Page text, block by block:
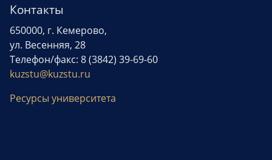
Контакты
650000, г. Кемерово,
ул. Весенняя, 28
Телефон/факс: 8 (3842) 39-69-60
kuzstu@kuzstu.ru
Ресурсы университета